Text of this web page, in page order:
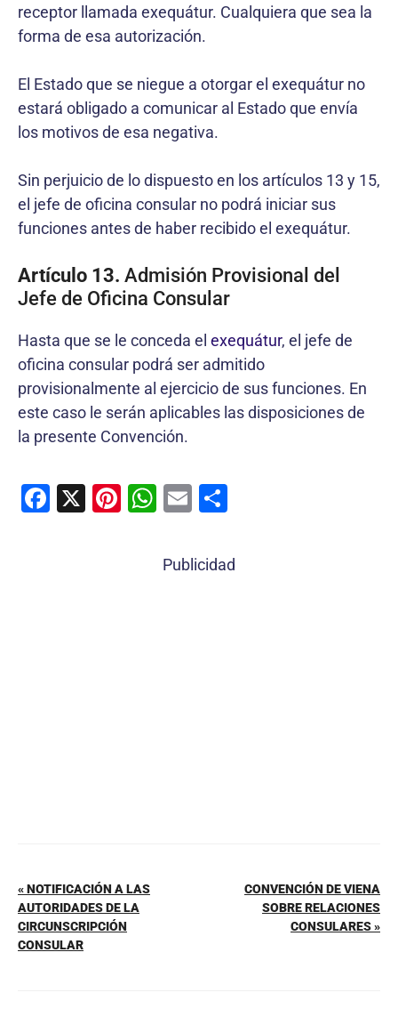
receptor llamada exequátur. Cualquiera que sea la
forma de esa autorización.
El Estado que se niegue a otorgar el exequátur no
estará obligado a comunicar al Estado que envía
los motivos de esa negativa.
Sin perjuicio de lo dispuesto en los artículos 13 y 15,
el jefe de oficina consular no podrá iniciar sus
funciones antes de haber recibido el exequátur.
Artículo 13. Admisión Provisional del
Jefe de Oficina Consular
Hasta que se le conceda el exequátur, el jefe de
oficina consular podrá ser admitido
provisionalmente al ejercicio de sus funciones. En
este caso le serán aplicables las disposiciones de
la presente Convención.
F
X
Pi W
at
E
ai m
Publicidad
« NOTIFICACIÓN A LAS
AUTORIDADES DE LA
CIRCUNSCRIPCIÓN
CONSULAR
CONVENCIÓN DE VIENA
SOBRE RELACIONES
CONSULARES »